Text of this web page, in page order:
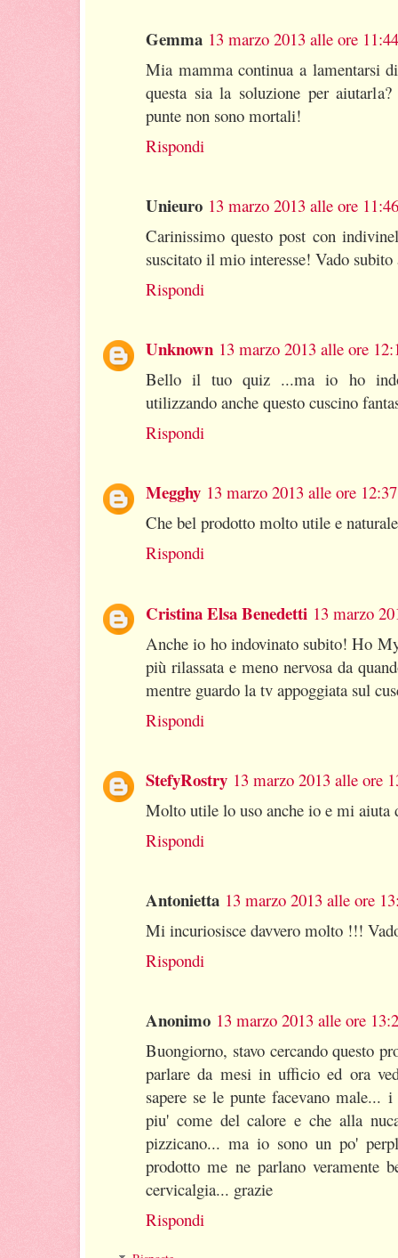
Gemma 13 marzo 2013 alle ore 11:44
Mia mamma continua a lamentarsi
questa sia la soluzione per
punte non sono mortali!
Rispondi
Unieuro 13 marzo 2013 alle ore 11:46
Carinissimo questo post con
suscitato il mio interesse! Vado
Rispondi
Unknown 13 marzo 2013 alle ore
Bello il tuo quiz ...ma io ho
utilizzando anche questo cuscino
Rispondi
Megghy 13 marzo 2013 alle ore 12:37
Che bel prodotto molto utile e
Rispondi
Cristina Elsa Benedetti 13 marzo
Anche io ho indovinato subito! Ho
più rilassata e meno nervosa da
mentre guardo la tv appoggiata sul
Rispondi
StefyRostry 13 marzo 2013 alle ore
Molto utile lo uso anche io e mi aiuta
Rispondi
Antonietta 13 marzo 2013 alle ore
Mi incuriosisce davvero molto !!!
Rispondi
Anonimo 13 marzo 2013 alle ore
Buongiorno, stavo cercando questo
parlare da mesi in ufficio ed ora
sapere se le punte facevano male...
piu' come del calore e che alla
pizzicano... ma io sono un po'
prodotto me ne parlano veramente
cervicalgia... grazie
Rispondi